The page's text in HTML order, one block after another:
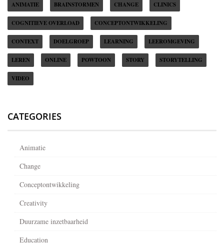
ANIMATIE BRAINSTORMEN CHANGE CLINICS
COGNITIEVE OVERLOAD CONCEPTONTWIKKELING
CONTEXT DOELGROEP LEARNING LEEROMGEVING
LEREN ONLINE POWTOON STORY STORYTELLING
VIDEO
CATEGORIES
Animatie
Change
Conceptontwikkeling
Creativity
Duurzame inzetbaarheid
Education